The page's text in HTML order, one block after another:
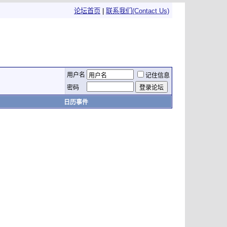
论坛首页 联系我们(Contact Us)
用户名
记住信息
密码
日历事件